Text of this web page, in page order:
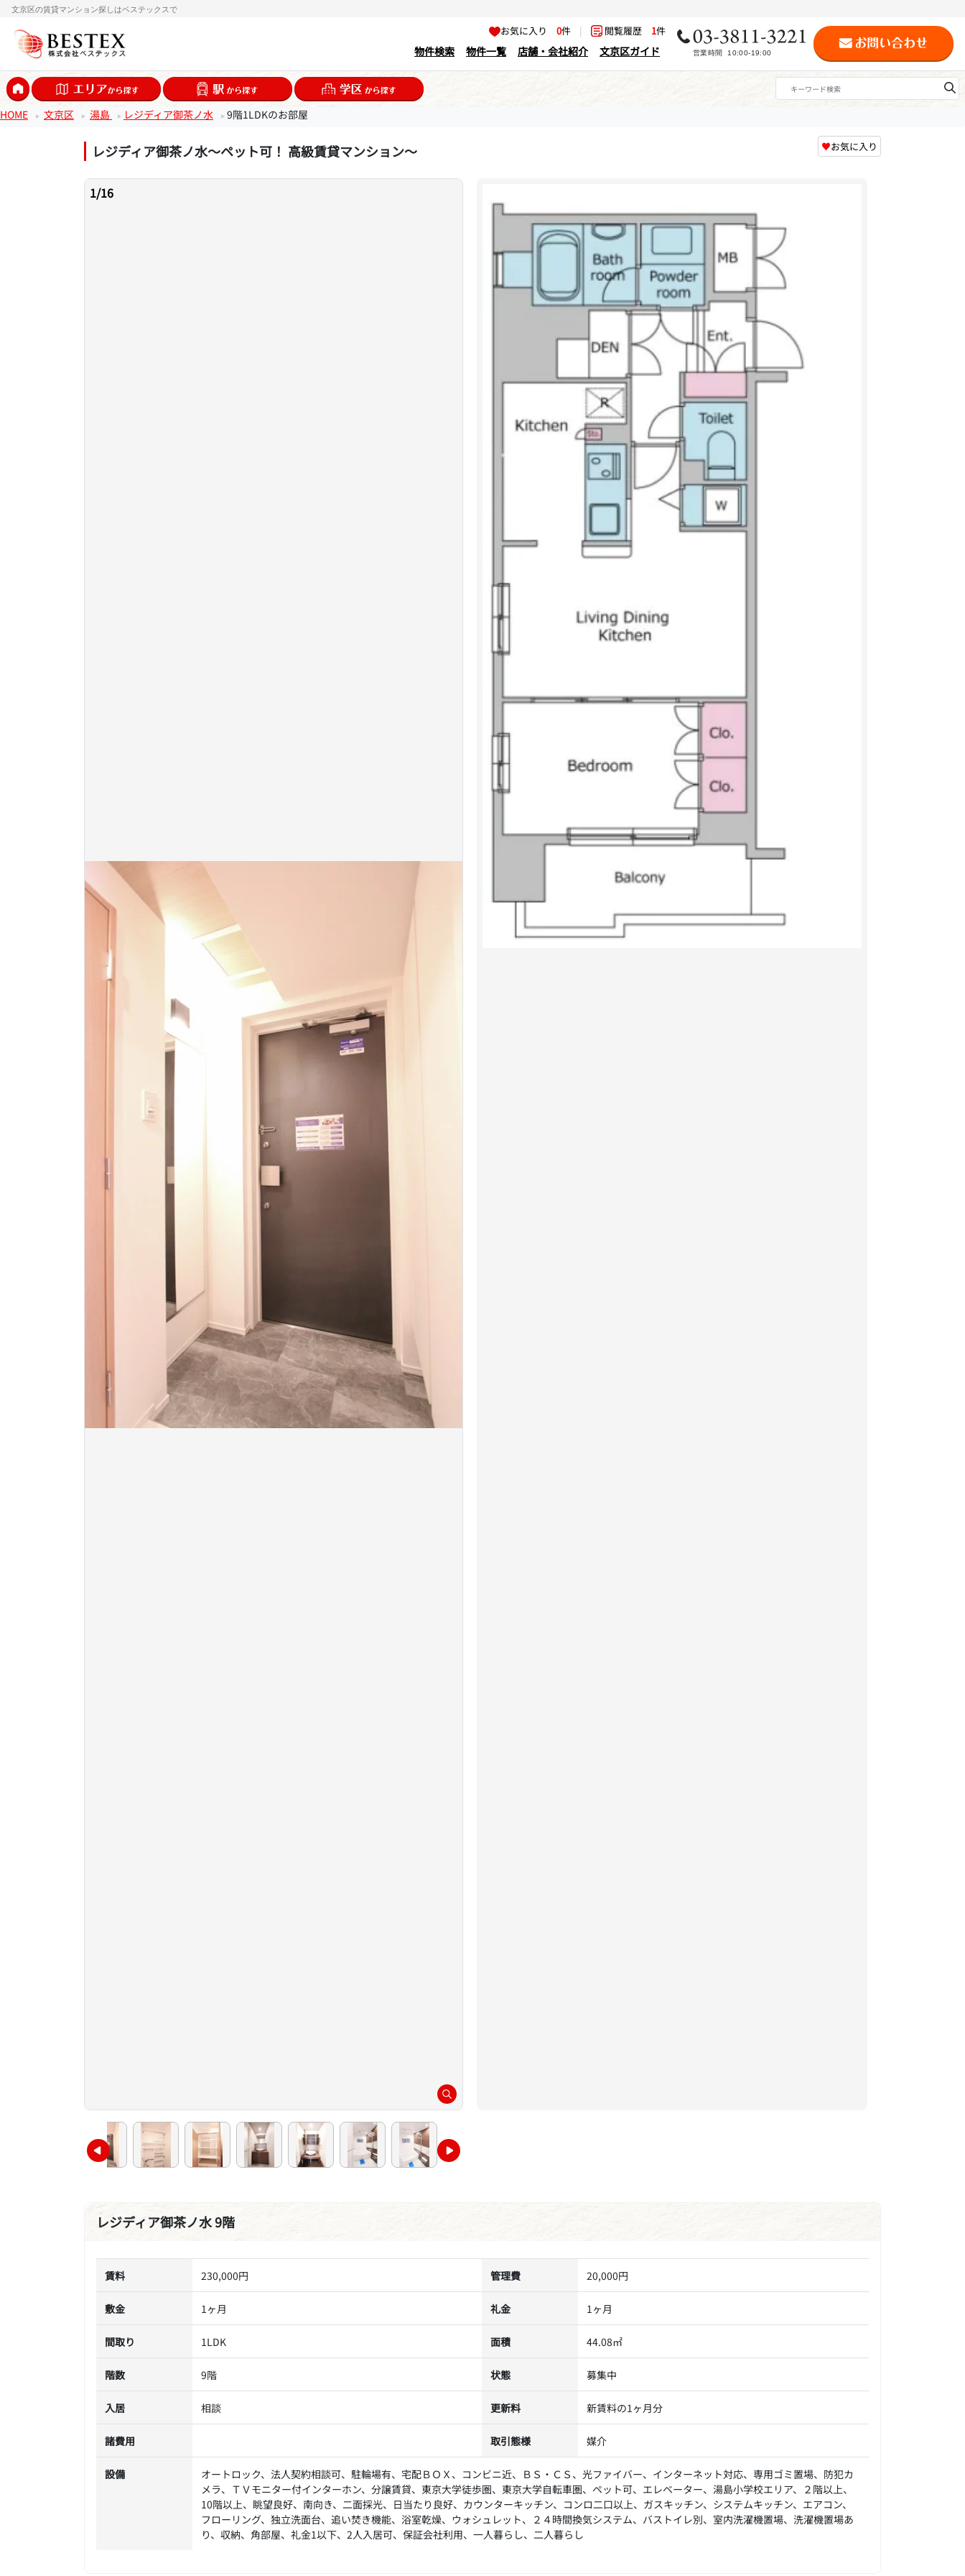
文京区の賃貸マンション探しはベステックスで
お気に入り0件 | 閲覧履歴 1件
物件検索 物件一覧 店舗・会社紹介 文京区ガイド
HOME 文京区 湯島 レジディア御茶ノ水 9階1LDKのお部屋
レジディア御茶ノ水～ペット可！ 高級賃貸マンション～ ♥お気に入り
1/16
レジディア御茶ノ水 9階
賃料 230,000円 管理費 20,000円
敷金 1ヶ月 礼金 1ヶ月
間取り 1LDK 面積 44.08㎡
階数 9階 状態 募集中
入居 相談 更新料 新賃料の1ヶ月分
諸費用 取引態様 媒介
設備
オートロック、法人契約相談可、駐輪場有、宅配ＢＯＸ、コンビニ近、ＢＳ・ＣＳ、光ファイバー、インターネット対応、専用ゴミ置場、防犯カ
メラ、ＴＶモニター付インターホン、分譲賃貸、東京大学徒歩圏、東京大学自転車圏、ペット可、エレベーター、湯島小学校エリア、２階以上、
10階以上、眺望良好、南向き、二面採光、日当たり良好、カウンターキッチン、コンロ二口以上、ガスキッチン、システムキッチン、エアコン、
フローリング、独立洗面台、追い焚き機能、浴室乾燥、ウォシュレット、２４時間換気システム、バストイレ別、室内洗濯機置場、洗濯機置場あ
り、収納、角部屋、礼金1以下、2人入居可、保証会社利用、一人暮らし、二人暮らし